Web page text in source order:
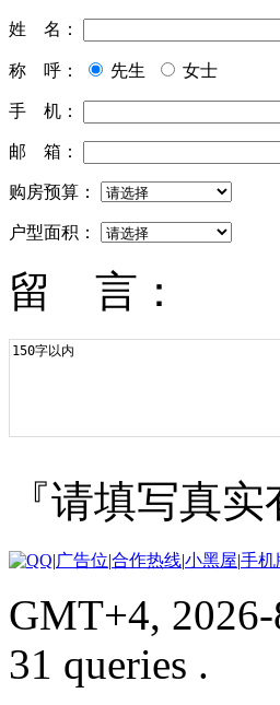
姓 名：
称 呼： 先生 女士
手 机：
邮 箱：
购房预算：
户型面积：
留 言：
『请填写真
|广告位|合作热线|小黑屋|手机
GMT+4,
31 queries .